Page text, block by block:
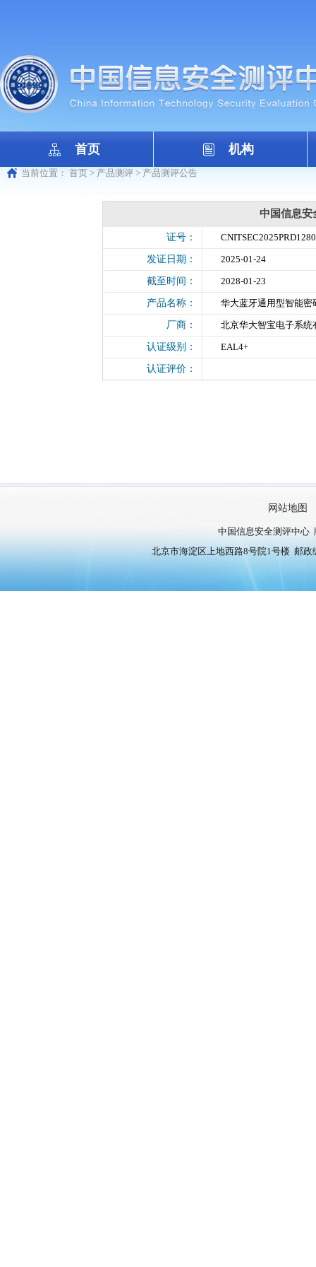
首页 机构
当前位置： 首页 > 产品测评 > 产品测评公告
中国信息安
证号： CNITSEC2025PRD1280
发证日期： 2025-01-24
截至时间： 2028-01-23
产品名称： 华大蓝牙通用型智能密
厂商： 北京华大智宝电子系统
认证级别： EAL4+
认证评价：
网站地图
中国信息安全测评中心
北京市海淀区上地西路8号院1号楼 邮